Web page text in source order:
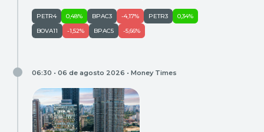
de cerca de R$ 45 bilhões e uma nova distribuição bilionária
de dividendos
PETR4 0,48% BPAC3 -4,17% PETR3
0,34%
BOVA11
-1,52% BPAC5 -5,66%
06:30 • 06 de agosto 2026 • Money Times